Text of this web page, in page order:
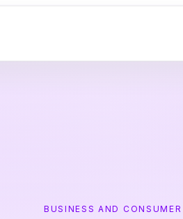
BUSINESS AND